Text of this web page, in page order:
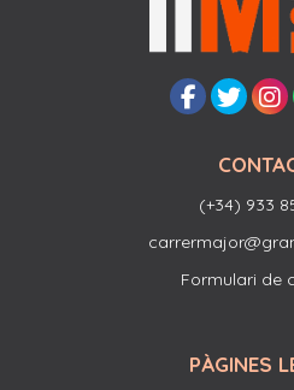
(+34) 933
Formulari de
PÀGINES